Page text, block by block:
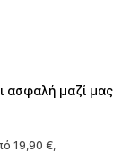
ασφαλή μαζί μας
19,90 €,